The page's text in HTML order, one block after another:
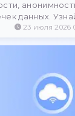
Как
прокси
чеклист
Пошаговый